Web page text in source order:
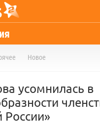
Новое
усомнилась в
России»